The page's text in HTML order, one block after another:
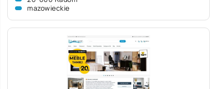
mazowieckie